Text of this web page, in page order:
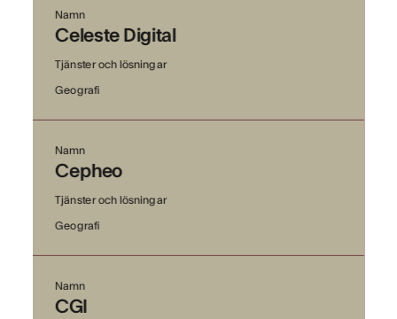
Namn
Celeste Digital
Tjänster och lösningar
Geografi
Namn
Cepheo
Tjänster och lösningar
Geografi
Namn
CGI